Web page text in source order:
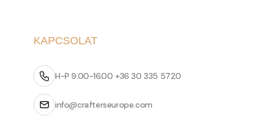
KAPCSOLAT
H-P 9.00-16.00 +36 30 335 5720
info@crafterseurope.com